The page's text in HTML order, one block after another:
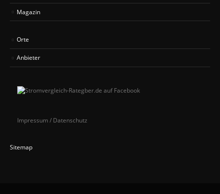
Magazin
Orte
Anbieter
Impressum / Datenschutz
Sitemap